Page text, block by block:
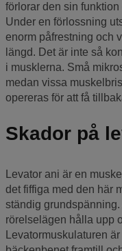
förlorar den sin
Under en förlossning
enorm påfrestning och
längd. Det är inte så
i musklerna. Små
medan vissa
opereras för att få
Skador på
Levator ani är en
det fiffiga med den här
ständig
rörelselägen hålla upp
Levatormuskulaturen